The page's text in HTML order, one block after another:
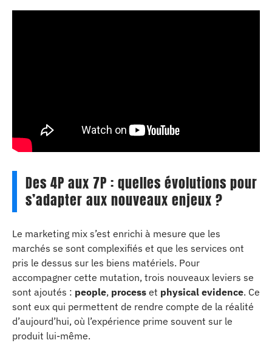
Des 4P aux 7P : quelles évolutions pour
s’adapter aux nouveaux enjeux ?
Le marketing mix s’est enrichi à mesure que les
marchés se sont complexifiés et que les services ont
pris le dessus sur les biens matériels. Pour
accompagner cette mutation, trois nouveaux leviers se
sont ajoutés : people, process et physical evidence. Ce
sont eux qui permettent de rendre compte de la réalité
d’aujourd’hui, où l’expérience prime souvent sur le
produit lui-même.